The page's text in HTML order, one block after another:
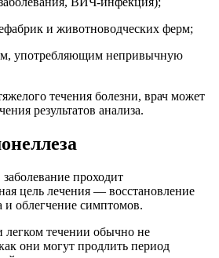
и животноводческих ферм;
употребляющим непривычную
течения болезни, врач может
результатов анализа.
проходит
цель лечения — восстановление
и облегчение симптомов.
течении обычно не
они могут продлить период